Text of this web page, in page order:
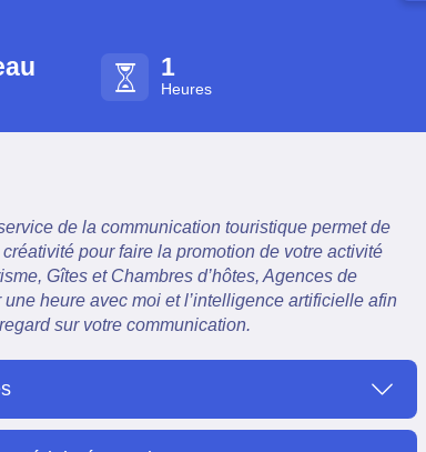
1
Heures
de la communication touristique permet de
pour faire la promotion de votre activité
Gîtes et Chambres d’hôtes, Agences de
heure avec moi et l’intelligence artificielle afin
sur votre communication.